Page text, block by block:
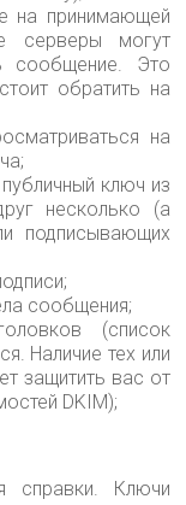
на принимающей
серверы могут
сообщение. Это
обратить на
на
ключ из
несколько (а
подписывающих
сообщения;
(список
Наличие тех или
защитить вас от
DKIM);
справки. Ключи